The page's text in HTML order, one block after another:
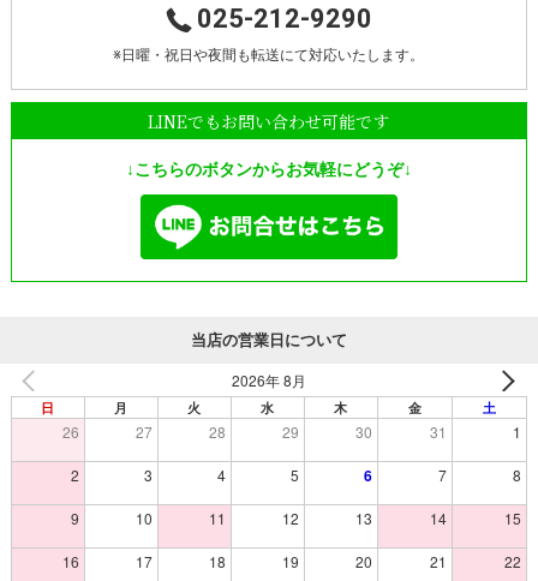
025-212-9290
※日曜・祝日や夜間も転送にて対応いたします。
LINEでもお問い合わせ可能です
↓こちらのボタンからお気軽にどうぞ↓
当店の営業日について
2026年 8月
日 月 火 水 木 金 土
26 27 28 29 30 31 1
2 3 4 5 6 7 8
9 10 11 12 13 14 15
16 17 18 19 20 21 22